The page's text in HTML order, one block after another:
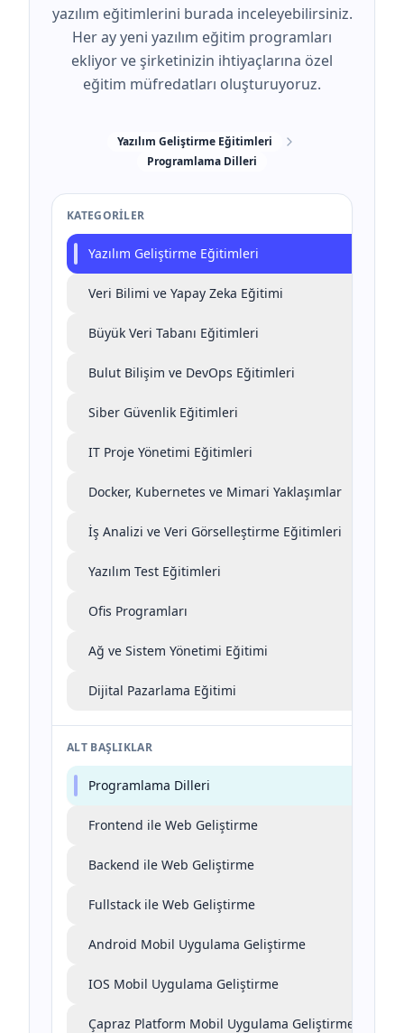
yazılım eğitimlerini burada inceleyebilirsiniz.
Her ay yeni yazılım eğitim programları
ekliyor ve şirketinizin ihtiyaçlarına özel
eğitim müfredatları oluşturuyoruz.
Yazılım Geliştirme Eğitimleri
Programlama Dilleri
KATEGORILER
Yazılım Geliştirme Eğitimleri
Veri Bilimi ve Yapay Zeka Eğitimi
Büyük Veri Tabanı Eğitimleri
Bulut Bilişim ve DevOps Eğitimleri
Siber Güvenlik Eğitimleri
IT Proje Yönetimi Eğitimleri
Docker, Kubernetes ve Mimari Yaklaşımlar
İş Analizi ve Veri Görselleştirme Eğitimleri
Yazılım Test Eğitimleri
Ofis Programları
Ağ ve Sistem Yönetimi Eğitimi
Dijital Pazarlama Eğitimi
ALT BAŞLIKLAR
Programlama Dilleri
Frontend ile Web Geliştirme
Backend ile Web Geliştirme
Fullstack ile Web Geliştirme
Android Mobil Uygulama Geliştirme
IOS Mobil Uygulama Geliştirme
Çapraz Platform Mobil Uygulama Geliştirme